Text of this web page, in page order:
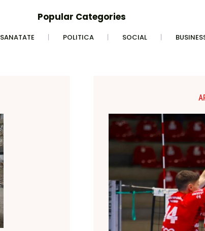
Popular Categories
SANATATE POLITICA SOCIAL